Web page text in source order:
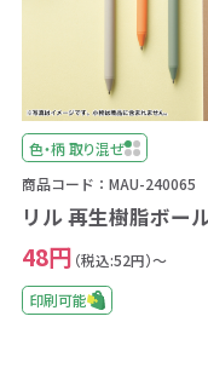
色・柄 取り混ぜ
商品コード：MAU-240065
リル 再生樹脂ボー
48円 （税込:52円）～
印刷可能